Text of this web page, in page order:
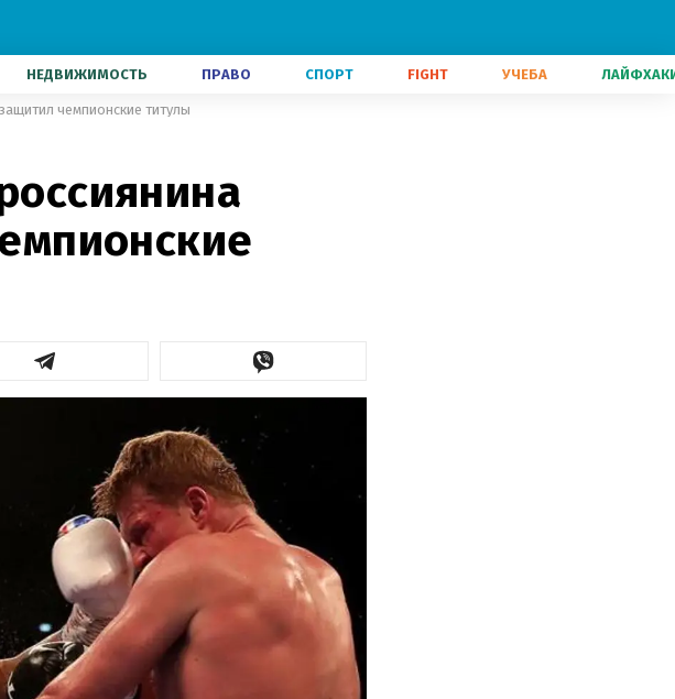
НЕДВИЖИМОСТЬ ПРАВО СПОРТ FIGHT УЧЕБА
чемпионские титулы